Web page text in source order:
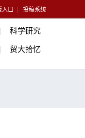
入口 投稿系统
科学研究
贸大拾忆